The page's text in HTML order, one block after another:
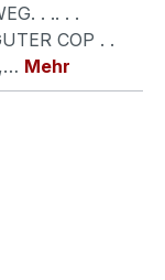
. .. . .
COP . .
Mehr